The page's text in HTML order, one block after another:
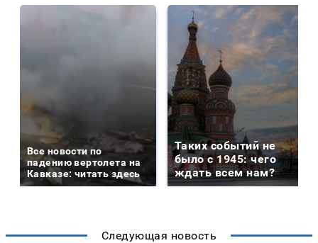
Все новости по
падению вертолета на
Кавказе: читать здесь
Таких событий не
было с 1945: чего
ждать всем нам?
Следующая новость